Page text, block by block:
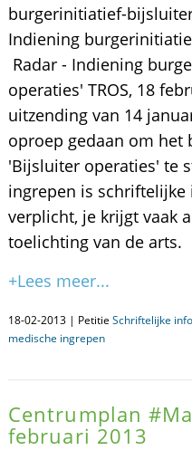
burgerinitiatief-
Indiening
Radar - Indiening
operaties' TROS, 18
uitzending van 14
oproep gedaan om het
'Bijsluiter operaties' te
ingrepen is
verplicht, je krijgt vaak
toelichting van de arts.
+Lees meer...
18-02-2013 | Petitie Schriftelijke
medische ingrepen
Centrumplan
februari 2013